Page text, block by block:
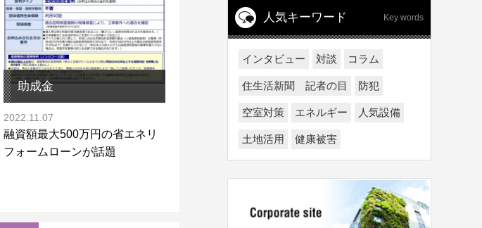
助成金
2022.11.07
融資額最大500万円の省エネリ
フォームローンが話題
人気キーワード Key words
インタビュー 対談 コラム
住生活新聞 記者の目 防犯
空室対策 エネルギー 人気設備
土地活用 健康被害